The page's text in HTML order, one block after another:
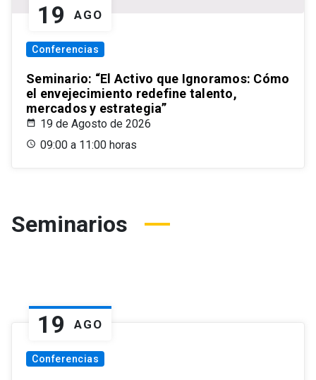
19 AGO
Conferencias
Seminario: “El Activo que Ignoramos: Cómo
el envejecimiento redefine talento,
mercados y estrategia”
19 de Agosto de 2026
09:00 a 11:00 horas
Seminarios
19 AGO
Conferencias